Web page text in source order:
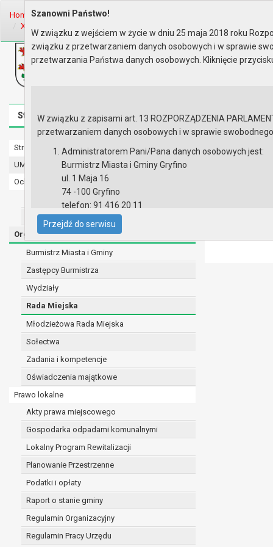
Home Organy Rada Miejska
XX Sesja Rady - 25.09.2025
Biuletyn Informacji Publicznej
Urząd Miasta i Gminy w Gryfinie
Strona główna Mapa serwisu Aktualności
Strona główna
UMiG - telefony wewnętrzne
Ochrona danych osobowych
Urząd Miasta i Gminy w Gryfinie
Straż Miejska
Organy
Burmistrz Miasta i Gminy
Zastępcy Burmistrza
Wydziały
Rada Miejska
Młodzieżowa Rada Miejska
Sołectwa
Zadania i kompetencje
Oświadczenia majątkowe
Prawo lokalne
Akty prawa miejscowego
Gospodarka odpadami komunalnymi
Lokalny Program Rewitalizacji
Planowanie Przestrzenne
Podatki i opłaty
Raport o stanie gminy
Regulamin Organizacyjny
Regulamin Pracy Urzędu
XX Sesja
Szanowni Państwo!
W związku z wejściem w życie w dniu 25 maja 2018 roku
związku z przetwarzaniem danych osobowych i w sprawie
przetwarzania Państwa danych osobowych. Kliknięcie
W związku z zapisami art. 13 ROZPORZĄDZENIA
przetwarzaniem danych osobowych i w sprawie
Administratorem Pani/Pana danych osobowych jest:
Burmistrz Miasta i Gminy Gryfino
ul. 1 Maja 16
74 -100 Gryfino
telefon: 91 416 20 11
e-mail:
burmistrz@gryfino.pl
Dane kontaktowe Inspektora Ochrony Danych:
telefon: 91 416 20 11
e-mail:iod@gryfino.pl
Pani/Pana dane osobowe przetwarzane są zgodnie z
realizacji zadań wynikających z przepisów
szeregu ustaw kompetencyjnych
zawarcia i realizacji umów;
ochrony żywotnych interesów osoby, której
w pozostałych przypadkach dane osobowe
W związku z przetwarzaniem danych w celu
osobowych. Odbiorcami mogą być:
Pani/Pana dane osobowe będą przetwarzane przez
przepisy prawa powszechnie obowiązującego.
W przypadku, gdy dane osobowe przetwarzane są na
W przypadku, gdy dane osobowe przetwarzane są w
czasie w zakresie wymaganym przez przepisy prawa
rozliczeniu umowy, do czasu wycofania tej zgody.
Ponadto w przypadku umów o dofinansowanie dane
beneficjentem a określoną instytucją, trwałości
W związku z przetwarzaniem przez administratora
prawo dostępu do treści danych oraz
Przejdź do serwisu